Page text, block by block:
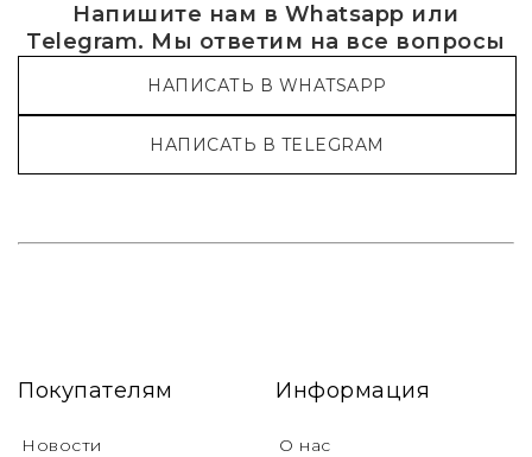
Напишите нам в Whatsapp или
Telegram. Мы ответим на все вопросы
НАПИСАТЬ В WHATSAPP
НАПИСАТЬ В TELEGRAM
Покупателям
Новости
Информация
О нас